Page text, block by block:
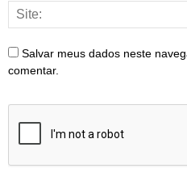
Salvar meus dados neste
comentar.